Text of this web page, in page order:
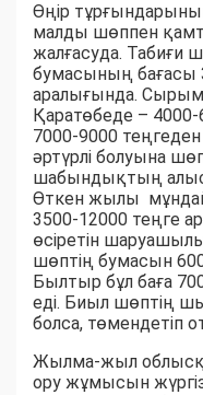
Өңір
малды шөппен
жалғасуда. Табиғи
бумасының бағасы
аралығында.
Қаратөбеде –
7000-9000
әртүрлі болуына
шабындықтың
Өткен жылы
3500-12000 теңге
өсіретін
шөптің бумасын
Былтыр бұл баға
еді. Биыл шөптің
болса, төмендетіп
Жылма-жыл
ору жұмысын